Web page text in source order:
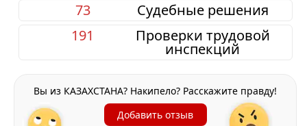
Судебные решения
73
Проверки трудовой
инспекций
191
Вы из КАЗАХСТАНА? Накипело? Расскажите правду!
Добавить отзыв